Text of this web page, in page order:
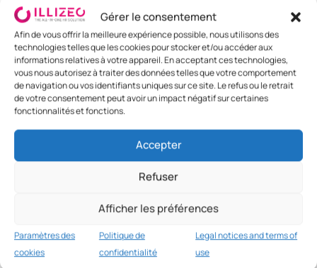
Gérer le consentement
Afin de vous offrir la meilleure expérience possible, nous utilisons des
technologies telles que les cookies pour stocker et/ou accéder aux
informations relatives à votre appareil. En acceptant ces technologies,
vous nous autorisez à traiter des données telles que votre comportement
de navigation ou vos identifiants uniques sur ce site. Le refus ou le retrait
de votre consentement peut avoir un impact négatif sur certaines
fonctionnalités et fonctions.
Accepter
Refuser
Afficher les préférences
Paramètres des
cookies
Politique de
confidentialité
Legal notices and terms of
use
Sfax / Sousse TND 70 TND 250
320
Cadre senior TND 200 TND 700
TND
900
Foreign —
Casablanca
TND 180 TND 600
TND
TND 280 TND 1,000
1,280
TND 200+
Per diem standard cadres.